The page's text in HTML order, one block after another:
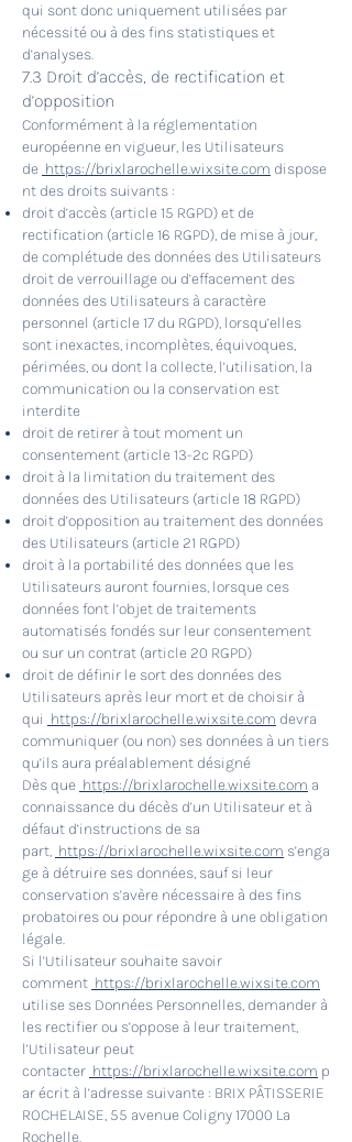
qui sont donc uniquement utilisées par
nécessité ou à des fins statistiques et
d’analyses.
7.3 Droit d’accès, de rectification et
d’opposition
Conformément à la réglementation
européenne en vigueur, les Utilisateurs
de https://brixlarochelle.wixsite.com dispose
nt des droits suivants :
droit d’accès (article 15 RGPD) et de
rectification (article 16 RGPD), de mise à jour,
de complétude des données des Utilisateurs
droit de verrouillage ou d’effacement des
données des Utilisateurs à caractère
personnel (article 17 du RGPD), lorsqu’elles
sont inexactes, incomplètes, équivoques,
périmées, ou dont la collecte, l’utilisation, la
communication ou la conservation est
interdite
droit de retirer à tout moment un
consentement (article 13-2c RGPD)
droit à la limitation du traitement des
données des Utilisateurs (article 18 RGPD)
droit d’opposition au traitement des données
des Utilisateurs (article 21 RGPD)
droit à la portabilité des données que les
Utilisateurs auront fournies, lorsque ces
données font l’objet de traitements
automatisés fondés sur leur consentement
ou sur un contrat (article 20 RGPD)
droit de définir le sort des données des
Utilisateurs après leur mort et de choisir à
qui https://brixlarochelle.wixsite.com devra
communiquer (ou non) ses données à un tiers
qu’ils aura préalablement désigné
Dès que https://brixlarochelle.wixsite.com a
connaissance du décès d’un Utilisateur et à
défaut d’instructions de sa
part, https://brixlarochelle.wixsite.com s’enga
ge à détruire ses données, sauf si leur
conservation s’avère nécessaire à des fins
probatoires ou pour répondre à une obligation
légale.
Si l’Utilisateur souhaite savoir
comment https://brixlarochelle.wixsite.com
utilise ses Données Personnelles, demander à
les rectifier ou s’oppose à leur traitement,
l’Utilisateur peut
contacter https://brixlarochelle.wixsite.com p
ar écrit à l’adresse suivante : BRIX PÂTISSERIE
ROCHELAISE, 55 avenue Coligny 17000 La
Rochelle.